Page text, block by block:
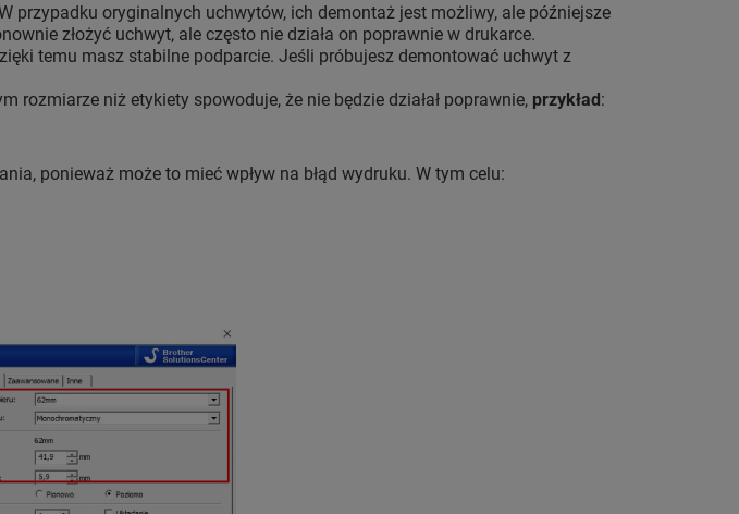
oryginalnych uchwytów, ich demontaż jest możliwy, ale późniejsze
złożyć uchwyt, ale często nie działa on poprawnie w drukarce.
temu masz stabilne podparcie. Jeśli próbujesz demontować uchwyt z
rozmiarze niż etykiety spowoduje, że nie będzie działał poprawnie, przykład:
ponieważ może to mieć wpływ na błąd wydruku. W tym celu: